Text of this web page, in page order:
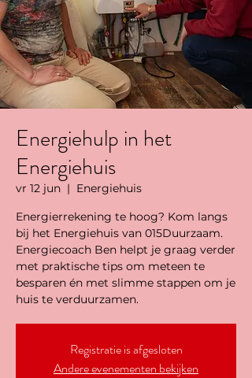
Energiehulp in het
Energiehuis
vr 12 jun
  |
Energiehuis
Energierrekening te hoog? Kom langs
bij het Energiehuis van 015Duurzaam.
Energiecoach Ben helpt je graag verder
met praktische tips om meteen te
besparen én met slimme stappen om je
huis te verduurzamen.
Registratie is afgesloten
Andere evenementen bekijken